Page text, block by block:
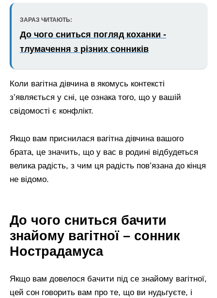
ЗАРАЗ ЧИТАЮТЬ:
До чого сниться погляд коханки -
тлумачення з різних сонників
Коли вагітна дівчина в якомусь контексті
з’являється у сні, це ознака того, що у вашій
свідомості є конфлікт.
Якщо вам приснилася вагітна дівчина вашого
брата, це значить, що у вас в родині відбудеться
велика радість, з чим ця радість пов’язана до кінця
не відомо.
До чого сниться бачити
знайому вагітної – сонник
Нострадамуса
Якщо вам довелося бачити під се знайому вагітної,
цей сон говорить вам про те, що ви нудьгуєте, і